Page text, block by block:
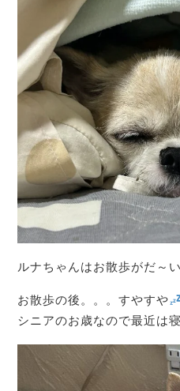
ルナちゃんはお散歩がだ～
お散歩の後。。。すやすや
シニアのお歳なので最近は